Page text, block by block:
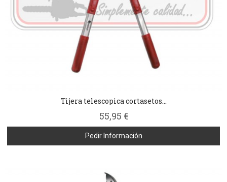
Tijera telescopica cortasetos...
55,95 €
Pedir Información